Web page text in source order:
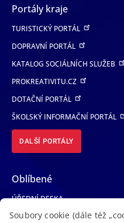
Portály kraje
TURISTICKÝ PORTÁL
DOPRAVNÍ PORTÁL
KATALOG SOCIÁLNÍCH SLUŽEB
PROKREATIVITU.CZ
DOTAČNÍ PORTÁL
ŠKOLSKÝ INFORMAČNÍ PORTÁL
DALŠÍ PORTÁLY
Oblíbené
ÚŘEDNÍ DESKA
TELEFONNÍ SEZNAM
Soubory cookie (dále též